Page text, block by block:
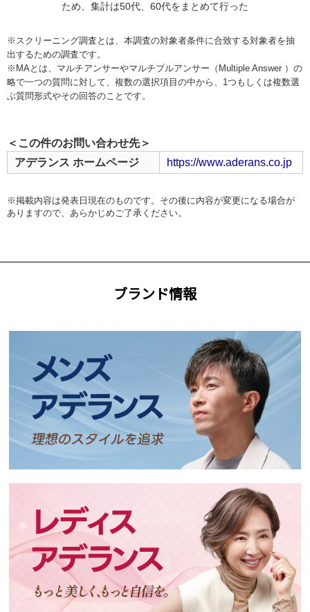
ため、集計は50代、60代をまとめて行った
※スクリーニング調査とは、本調査の対象者条件に合致する対象者を抽
出するための調査です。
※MAとは、マルチアンサーやマルチプルアンサー（Multiple Answer ）の
略で一つの質問に対して、複数の選択項目の中から、1つもしくは複数選
ぶ質問形式やその回答のことです。
＜この件のお問い合わせ先＞
アデランス ホームページ
https://www.aderans.co.jp
※掲載内容は発表日現在のものです。その後に内容が変更になる場合が
ありますので、あらかじめご了承ください。
ブランド情報